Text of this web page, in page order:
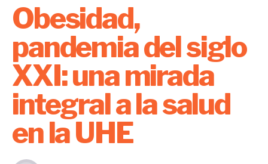
Obesidad,
pandemia del siglo
XXI: una mirada
integral a la salud
en la UHE